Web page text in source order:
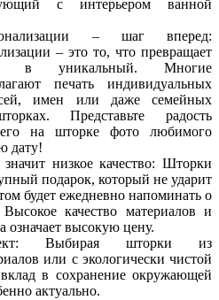
с интерьером ванной
– шаг вперед:
– это то, что превращает
в уникальный. Многие
печать индивидуальных
имен или даже семейных
Представьте радость
на шторке фото любимого
дату!
низкое качество: Шторки
подарок, который не ударит
будет ежедневно напоминать о
качество материалов и
означает высокую цену.
Выбирая шторки из
или с экологически чистой
в сохранение окружающей
актуально.